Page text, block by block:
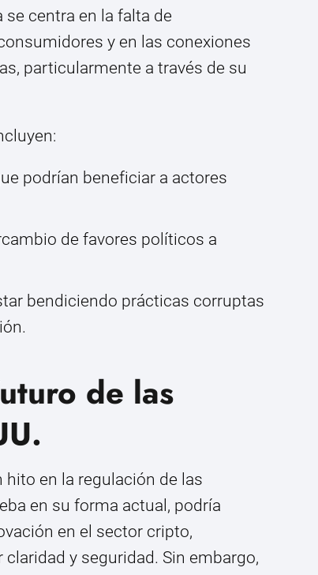
se centra en la falta de
y en las conexiones
particularmente a través de su
podrían beneficiar a actores
de favores políticos a
bendiciendo prácticas corruptas
de las
hito en la regulación de las
en su forma actual, podría
en el sector cripto,
y seguridad. Sin embargo,